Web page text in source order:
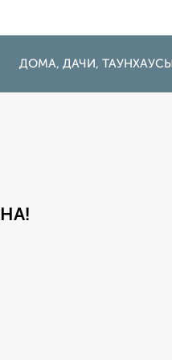
ДОМА, ДАЧИ, ТАУНХАУСЫ